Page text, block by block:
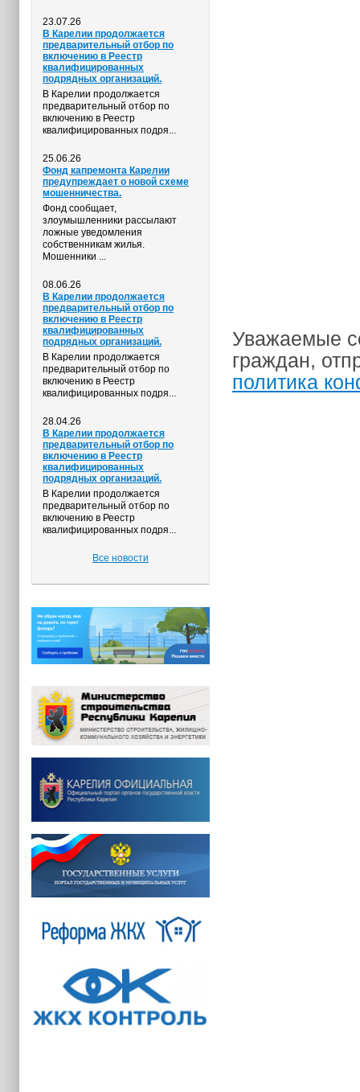
23.07.26
В Карелии продолжается
предварительный отбор по
включению в Реестр
квалифицированных
подрядных организаций.
В Карелии продолжается
предварительный отбор по
включению в Реестр
квалифицированных подря...
25.06.26
Фонд капремонта Карелии
предупреждает о новой схеме
мошенничества.
Фонд сообщает,
злоумышленники рассылают
ложные уведомления
собственникам жилья.
Мошенники ...
08.06.26
В Карелии продолжается
предварительный отбор по
включению в Реестр
квалифицированных
подрядных организаций.
В Карелии продолжается
предварительный отбор по
включению в Реестр
квалифицированных подря...
28.04.26
В Карелии продолжается
предварительный отбор по
включению в Реестр
квалифицированных
подрядных организаций.
В Карелии продолжается
предварительный отбор по
включению в Реестр
квалифицированных подря...
Все новости
Уважаемые
граждан,
политика